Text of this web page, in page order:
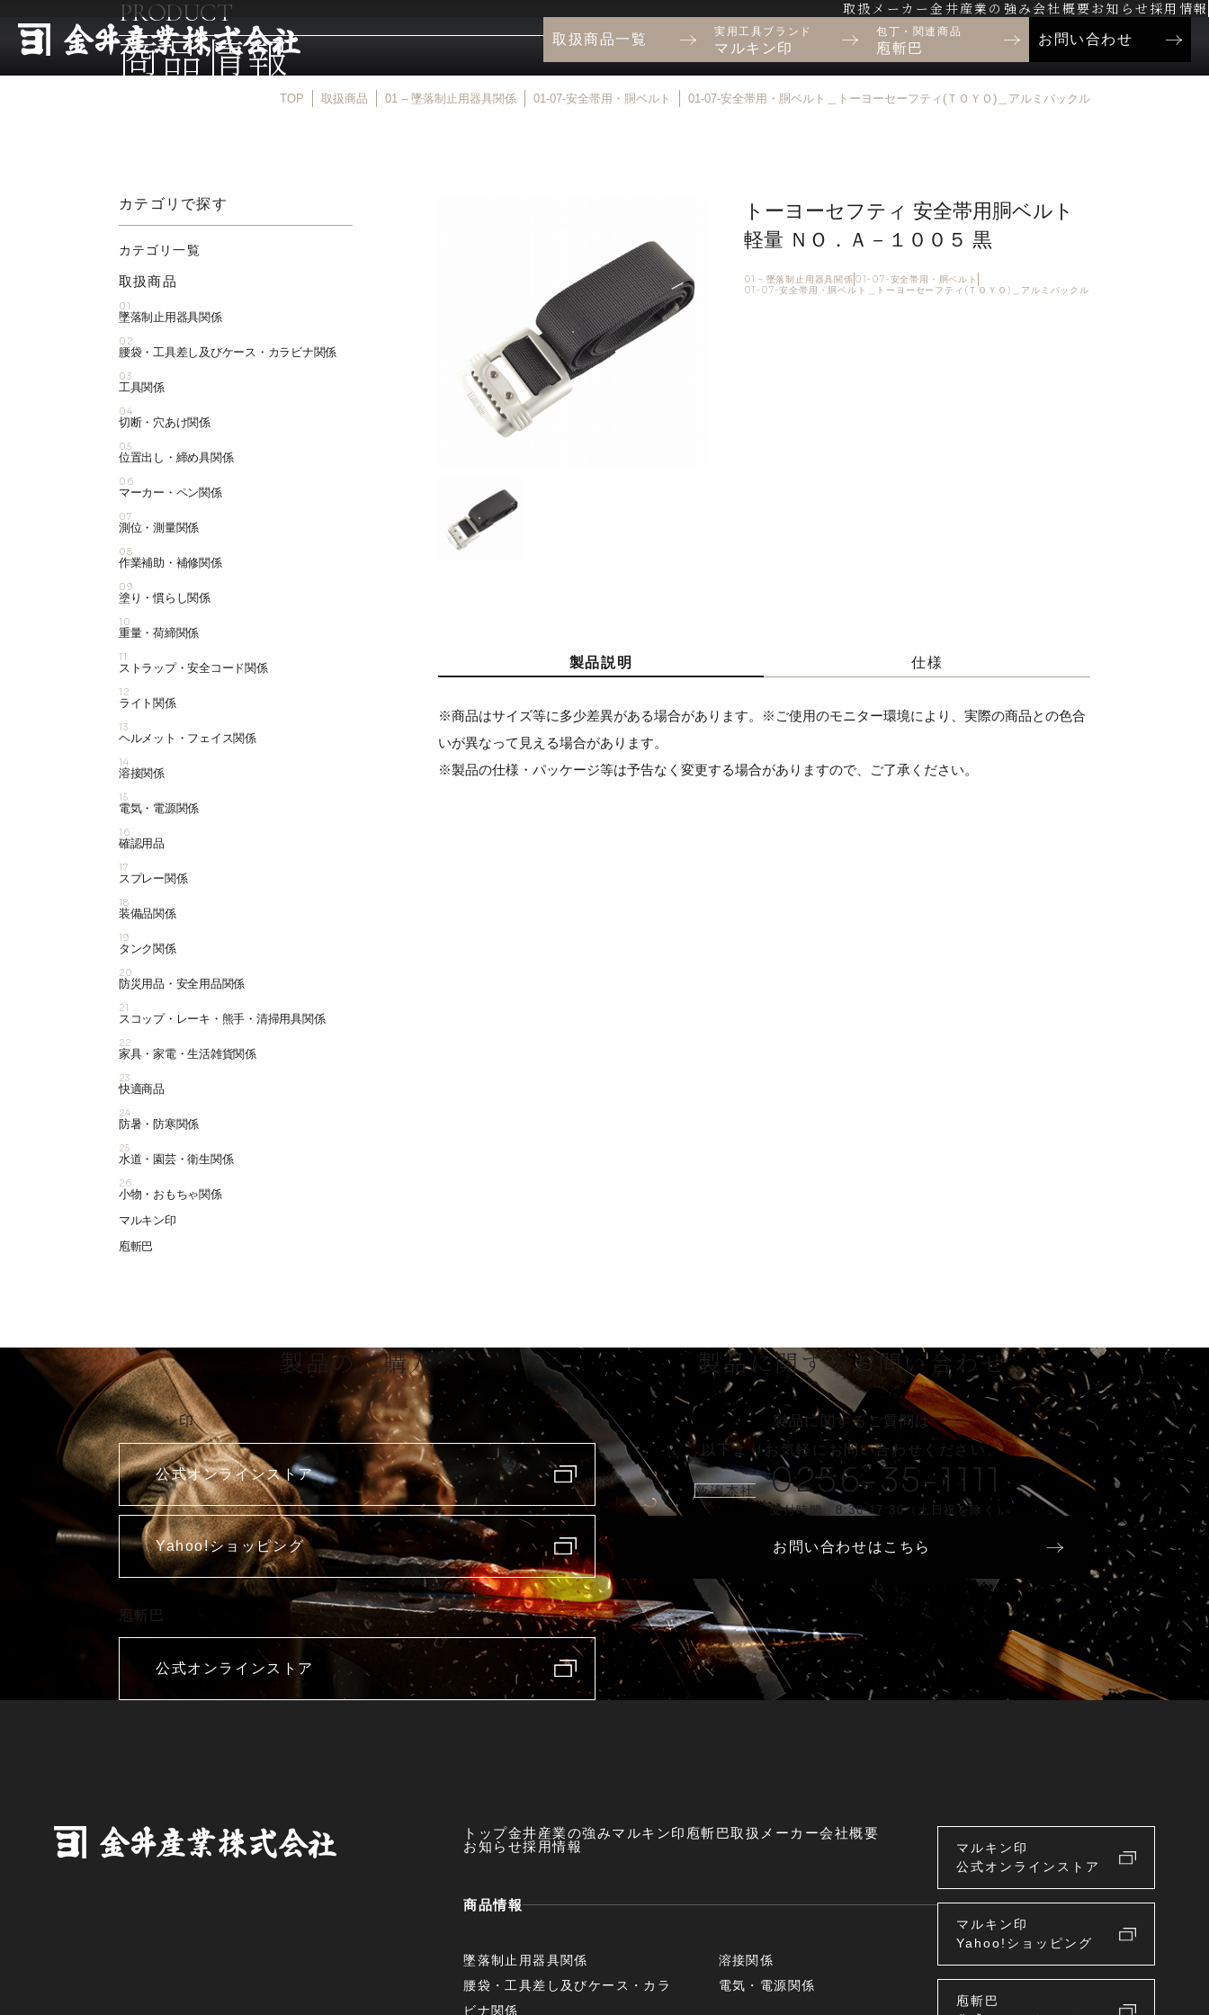
取扱メーカー金井産業の強み 会社概要お知らせ 採用情報
取扱商品一覧 実用工具ブランド
マルキン印
包丁・関連商品
庖斬巴
お問い合わせ
PRODUCT
商品情報
TOP 取扱商品 01 – 墜落制止用器具関係 01-07-安全帯用・胴ベルト 01-07-安全帯用・胴ベルト＿トーヨーセーフティ(ＴＯＹＯ)＿アルミバックル
トーヨーセフティ 安全帯用胴ベルト
軽量 ＮＯ．Ａ－１００５ 黒
01 – 墜落制止用器具関係 01-07-安全帯用・胴ベルト
01-07-安全帯用・胴ベルト＿トーヨーセーフティ(ＴＯＹＯ)＿アルミバックル
製品説明 仕様
※商品はサイズ等に多少差異がある場合があります。※ご使用のモニター環境により、実際の商品との色合
いが異なって見える場合があります。
※製品の仕様・パッケージ等は予告なく変更する場合がありますので、ご了承ください。
カテゴリで探す
カテゴリ一覧
取扱商品
01
墜落制止用器具関係
02
腰袋・工具差し及びケース・カラビナ関係
03
工具関係
04
切断・穴あけ関係
05
位置出し・締め具関係
06
マーカー・ペン関係
07
測位・測量関係
08
作業補助・補修関係
09
塗り・慣らし関係
10
重量・荷締関係
11
ストラップ・安全コード関係
12
ライト関係
13
ヘルメット・フェイス関係
14
溶接関係
15
電気・電源関係
16
確認用品
17
スプレー関係
18
装備品関係
19
タンク関係
20
防災用品・安全用品関係
21
スコップ・レーキ・熊手・清掃用具関係
22
家具・家電・生活雑貨関係
23
快適商品
24
防暑・防寒関係
25
水道・園芸・衛生関係
26
小物・おもちゃ関係
マルキン印
庖斬巴
製品のご購入
マルキン印
公式オンラインストア
Yahoo!ショッピング
庖斬巴
公式オンラインストア
製品に関するお問い合わせ
製品に関するご質問は
以下よりお気軽に
お問い合わせください。
新潟本社 0256-35-1111
受付時間 8:30-17:30（土日祝を除く）
お問い合わせはこちら
トップ金井産業の強みマルキン印 庖斬巴取扱メーカー会社概要
お知らせ採用情報
商品情報
墜落制止用器具関係
腰袋・工具差し及びケース・カラ
ビナ関係
溶接関係
電気・電源関係
マルキン印
公式オンラインストア
マルキン印
Yahoo!ショッピング
庖斬巴